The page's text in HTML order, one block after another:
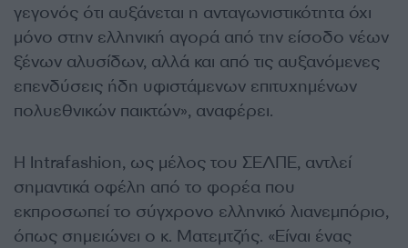
γεγονός ότι αυξάνεται η ανταγωνιστικότητα όχι
μόνο στην ελληνική αγορά από την είσοδο νέων
ξένων αλυσίδων, αλλά και από τις αυξανόμενες
επενδύσεις ήδη υφιστάμενων επιτυχημένων
πολυεθνικών παικτών», αναφέρει.
Η Intrafashion, ως μέλος του ΣΕΛΠΕ, αντλεί
σημαντικά οφέλη από το φορέα που
εκπροσωπεί το σύγχρονο ελληνικό λιανεμπόριο,
όπως σημειώνει ο κ. Ματεμτζής. «Είναι ένας